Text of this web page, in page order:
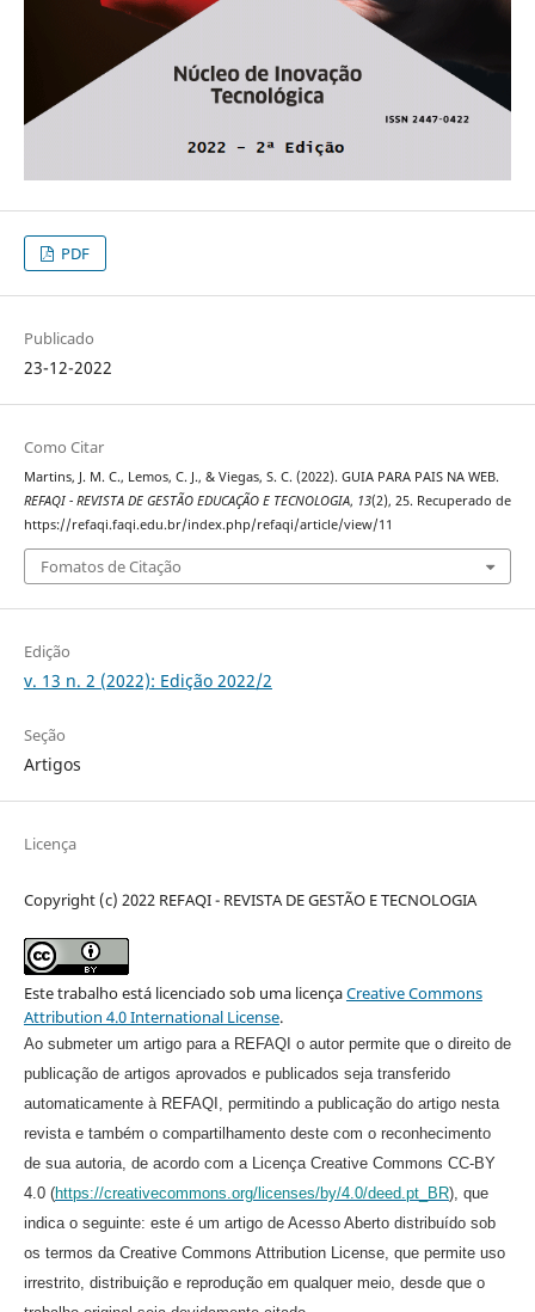
PDF
Publicado
23-12-2022
Como Citar
Martins, J. M. C., Lemos, C. J., & Viegas, S. C. (2022). GUIA PARA PAIS NA WEB.
REFAQI - REVISTA DE GESTÃO EDUCAÇÃO E TECNOLOGIA, 13(2), 25. Recuperado de
https://refaqi.faqi.edu.br/index.php/refaqi/article/view/11
Fomatos de Citação
Edição
v. 13 n. 2 (2022): Edição 2022/2
Seção
Artigos
Licença
Copyright (c) 2022 REFAQI - REVISTA DE GESTÃO E TECNOLOGIA
Este trabalho está licenciado sob uma licençaCreative Commons
Attribution 4.0 International License.
Ao submeter um artigo para a REFAQI o autor permite que o direito de
publicação de artigos aprovados e publicados seja transferido
automaticamente à REFAQI, permitindo a publicação do artigo nesta
revista e também o compartilhamento deste com o reconhecimento
de sua autoria, de acordo com a Licença Creative Commons CC-BY
4.0 (https://creativecommons.org/licenses/by/4.0/deed.pt_BR), que
indica o seguinte: este é um artigo de Acesso Aberto distribuído sob
os termos da Creative Commons Attribution License, que permite uso
irrestrito, distribuição e reprodução em qualquer meio, desde que o